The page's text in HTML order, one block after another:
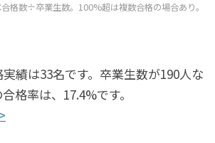
格数÷卒業生数。100%超は複数合格の場合あり。
績は33名です。卒業生数が190人な
格率は、17.4%です。